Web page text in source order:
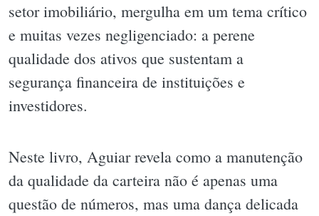
setor imobiliário, mergulha em um tema crítico
e muitas vezes negligenciado: a perene
qualidade dos ativos que sustentam a
segurança financeira de instituições e
investidores.
Neste livro, Aguiar revela como a manutenção
da qualidade da carteira não é apenas uma
questão de números, mas uma dança delicada